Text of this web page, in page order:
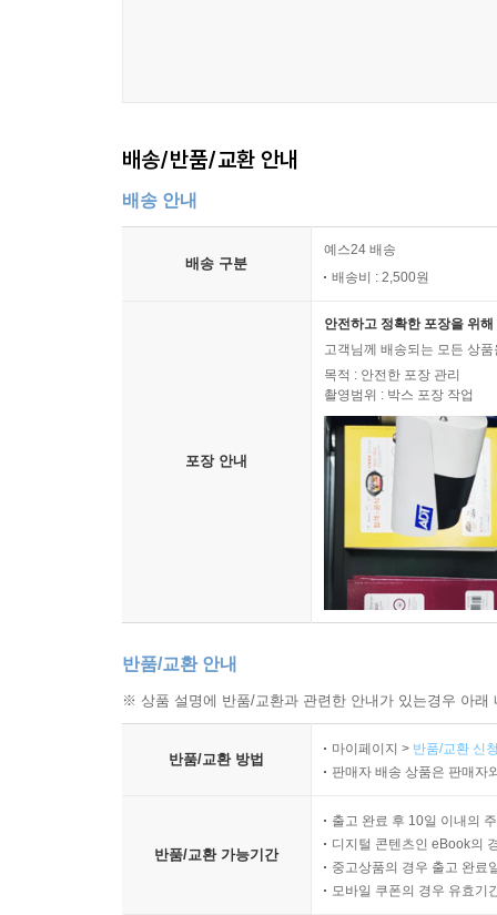
배송/반품/교환 안내
배송 안내
배송 구분
예스24 배송
배송비 : 2,500원
포장 안내
안전하고 정확한 포장을 위
고객님께 배송되는 모든 상
목적 : 안전한 포장 관리
촬영범위 : 박스 포장 작업
반품/교환 안내
※ 상품 설명에 반품/교환과 관련한 안내가 있는경우 아
반품/교환 방법
마이페이지 > 반품/교환 신
판매자 배송 상품은 판매자
반품/교환 가능기간
출고 완료 후 10일 이내의
디지털 콘텐츠인 eBook의
중고상품의 경우 출고 완료
모바일 쿠폰의 경우 유효기